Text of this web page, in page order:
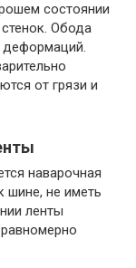
состоянии
Обода
от грязи и
наварочная
шине, не иметь
ленты